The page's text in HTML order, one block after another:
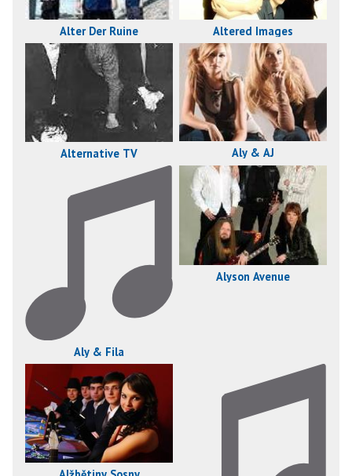
Alter Der Ruine Altered Images
Alternative TV Aly & AJ
Aly & Fila
Alyson Avenue